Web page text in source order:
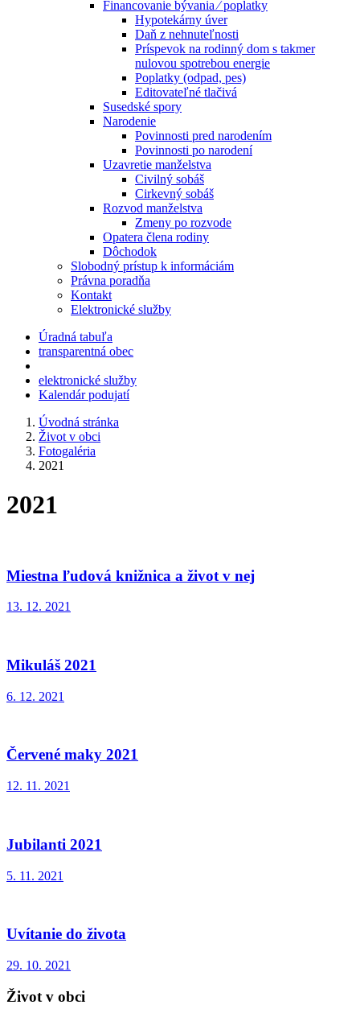
Financovanie bývania ⁄ poplatky
Hypotekárny úver
Daň z nehnuteľnosti
Príspevok na rodinný dom s takmer
nulovou spotrebou energie
Poplatky (odpad, pes)
Editovateľné tlačivá
Susedské spory
Narodenie
Povinnosti pred narodením
Povinnosti po narodení
Uzavretie manželstva
Civilný sobáš
Cirkevný sobáš
Rozvod manželstva
Zmeny po rozvode
Opatera člena rodiny
Dôchodok
Slobodný prístup k informáciám
Právna poradňa
Kontakt
Elektronické služby
Úradná tabuľa
transparentná obec
elektronické služby
Kalendár podujatí
Úvodná stránka
Život v obci
Fotogaléria
2021
2021
Miestna ľudová knižnica a život v nej
13. 12. 2021
Mikuláš 2021
6. 12. 2021
Červené maky 2021
12. 11. 2021
Jubilanti 2021
5. 11. 2021
Uvítanie do života
29. 10. 2021
Život v obci